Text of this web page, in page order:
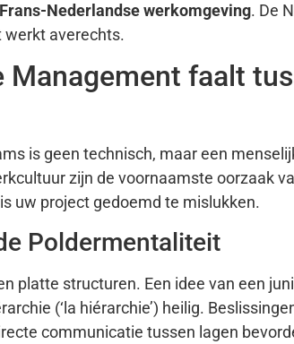
Nederlandse werkomgeving. De
werkt averechts.
Management faalt
is geen technisch, maar een
zijn de voornaamste oorzaak
uw project gedoemd te mislukken.
Poldermentaliteit
platte structuren. Een idee van een
(‘la hiérarchie’) heilig.
communicatie tussen lagen